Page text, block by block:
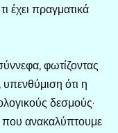
έχει πραγματικά
φωτίζοντας
ότι η
δεσμούς·
που ανακαλύπτουμε